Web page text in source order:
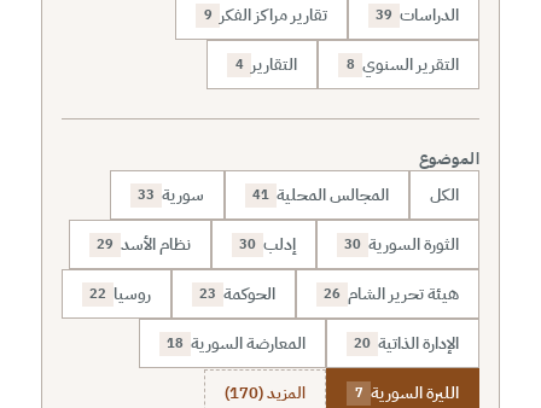
الدراسات 39 تقارير مراكز الفكر 9
التقرير السنوي 8 التقارير 4
الموضوع
الكل المجالس المحلية 41 سورية 33
الثورة السورية 30 إدلب 30 نظام الأسد 29
هيئة تحرير الشام 26 الحوكمة 23 روسيا 22
الإدارة الذاتية 20 المعارضة السورية 18
الليرة السورية 7 المزيد (170)